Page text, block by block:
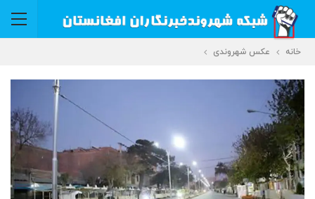
خانه عکس شهروندی